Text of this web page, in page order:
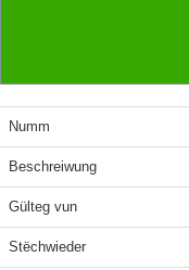
Numm
Beschreiwung
Gülteg vun
Stëchwieder